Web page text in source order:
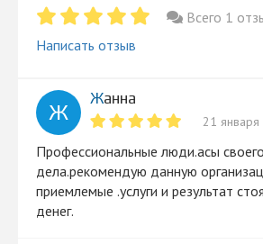
Всего 1
Написать отзыв
Ж
Жанна
21
Профессиональные люди.асы своего
дела.рекомендую данную
приемлемые .услуги и результат
денег.